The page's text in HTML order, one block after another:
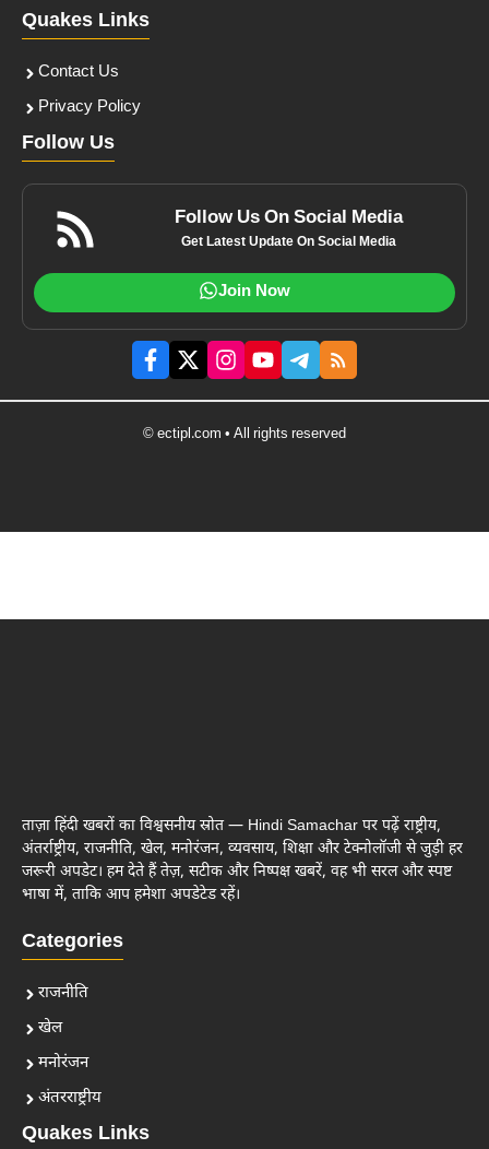
Quakes Links
Contact Us
Privacy Policy
Follow Us
Follow Us On Social Media
Get Latest Update On Social Media
Join Now
© ectipl.com • All rights reserved
ताज़ा हिंदी खबरों का विश्वसनीय स्रोत — Hindi Samachar पर पढ़ें राष्ट्रीय,
अंतर्राष्ट्रीय, राजनीति, खेल, मनोरंजन, व्यवसाय, शिक्षा और टेक्नोलॉजी से जुड़ी हर
जरूरी अपडेट। हम देते हैं तेज़, सटीक और निष्पक्ष खबरें, वह भी सरल और स्पष्ट
भाषा में, ताकि आप हमेशा अपडेटेड रहें।
Categories
राजनीति
खेल
मनोरंजन
अंतरराष्ट्रीय
Quakes Links